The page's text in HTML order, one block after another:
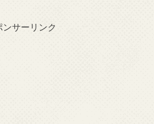
ンサーリンク